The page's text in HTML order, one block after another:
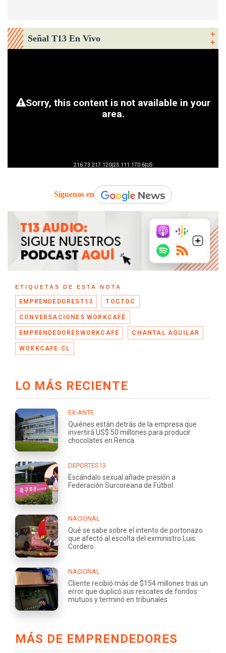
Señal T13 En Vivo
Síguenos en
ETIQUETAS DE ESTA NOTA
EMPRENDEDOREST13 TOCTOC
CONVERSACIONES WORKCAFÉ
EMPRENDEDORESWORKCAFÉ CHANTAL AGUILAR
WORKCAFE.CL
LO MÁS RECIENTE
EX-ANTE
Quiénes están detrás de la empresa que
invertirá US$ 50 millones para producir
chocolates en Renca
DEPORTES13
Escándalo sexual añade presión a
Federación Surcoreana de Fútbol
NACIONAL
Qué se sabe sobre el intento de portonazo
que afectó al escolta del exministro Luis
Cordero
NACIONAL
Cliente recibió más de $154 millones tras un
error que duplicó sus rescates de fondos
mutuos y terminó en tribunales
MÁS DE EMPRENDEDORES